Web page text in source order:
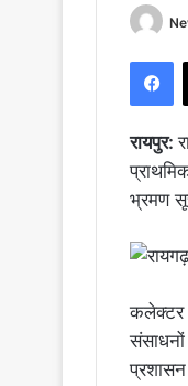
रायपुर:
भ्रमण
कलेक्टर
संसाधनों